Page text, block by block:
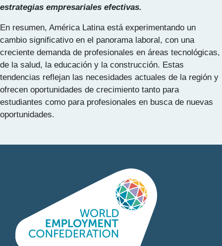
estrategias empresariales efectivas.
En resumen, América Latina está experimentando un
cambio significativo en el panorama laboral, con una
creciente demanda de profesionales en áreas tecnológicas,
de la salud, la educación y la construcción. Estas
tendencias reflejan las necesidades actuales de la región y
ofrecen oportunidades de crecimiento tanto para
estudiantes como para profesionales en busca de nuevas
oportunidades.